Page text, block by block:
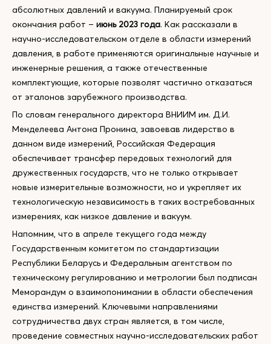
абсолютных давлений и вакуума. Планируемый срок
окончания работ – июнь 2023 года. Как рассказали в
научно-исследовательском отделе в области измерений
давления, в работе применяются оригинальные научные и
инженерные решения, а также отечественные
комплектующие, которые позволят частично отказаться
от эталонов зарубежного производства.
По словам генерального директора ВНИИМ им. Д.И.
Менделеева Антона Пронина, завоевав лидерство в
данном виде измерений, Российская Федерация
обеспечивает трансфер передовых технологий для
дружественных государств, что не только открывает
новые измерительные возможности, но и укрепляет их
технологическую независимость в таких востребованных
измерениях, как низкое давление и вакуум.
Напомним, что в апреле текущего года между
Государственным комитетом по стандартизации
Республики Беларусь и Федеральным агентством по
техническому регулированию и метрологии был подписан
Меморандум о взаимопонимании в области обеспечения
единства измерений. Ключевыми направлениями
сотрудничества двух стран является, в том числе,
проведение совместных научно-исследовательских работ